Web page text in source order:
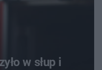
w słup i